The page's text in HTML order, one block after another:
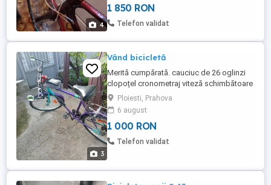
4
1 850 RON
Telefon validat
3
Vând bicicletă
Merită cumpărată. cauciuc de 26 oglinzi
clopoțel cronometraj viteză schimbătoare
viteză pe 8 pinioane spate peda 3
pinioane ochi de pisică portbagaj pompă
incuietoare .
Ploiesti, Prahova
6 august
1 000 RON
Telefon validat